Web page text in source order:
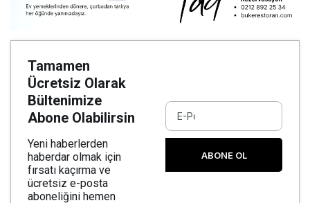
Tamamen
Ücretsiz Olarak
Bültenimize
Abone Olabilirsin
Yeni haberlerden
haberdar olmak için
fırsatı kaçırma ve
ücretsiz e-posta
aboneliğini hemen
ABONE OL